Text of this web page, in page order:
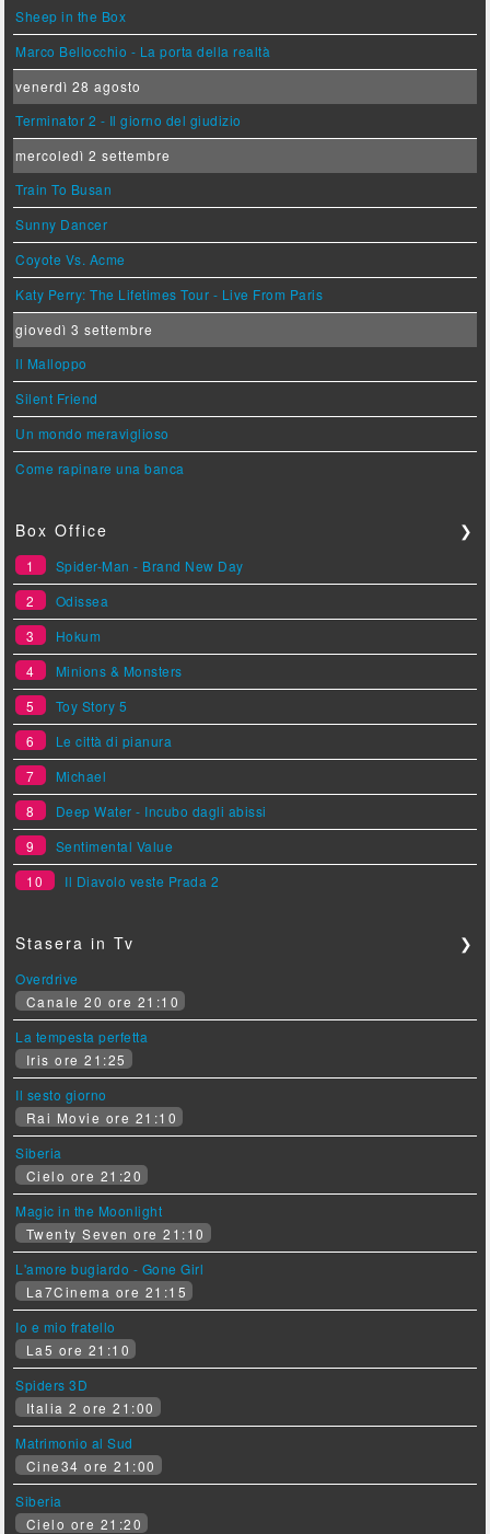
Sheep in the Box
Marco Bellocchio - La porta della realtà
venerdì 28 agosto
Terminator 2 - Il giorno del giudizio
mercoledì 2 settembre
Train To Busan
Sunny Dancer
Coyote Vs. Acme
Katy Perry: The Lifetimes Tour - Live From Paris
giovedì 3 settembre
Il Malloppo
Silent Friend
Un mondo meraviglioso
Come rapinare una banca
Box Office ❯
1
Spider-Man - Brand New Day
2
Odissea
3
Hokum
4
Minions & Monsters
5
Toy Story 5
6
Le città di pianura
7
Michael
8
Deep Water - Incubo dagli abissi
9
Sentimental Value
10
Il Diavolo veste Prada 2
Stasera in Tv ❯
Overdrive
Canale 20 ore 21:10
La tempesta perfetta
Iris ore 21:25
Il sesto giorno
Rai Movie ore 21:10
Siberia
Cielo ore 21:20
Magic in the Moonlight
Twenty Seven ore 21:10
L'amore bugiardo - Gone Girl
La7Cinema ore 21:15
Io e mio fratello
La5 ore 21:10
Spiders 3D
Italia 2 ore 21:00
Matrimonio al Sud
Cine34 ore 21:00
Siberia
Cielo ore 21:20